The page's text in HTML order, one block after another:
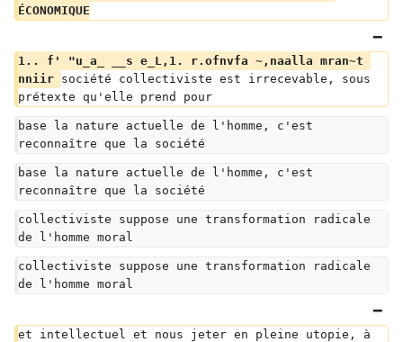
ÉCONOMIQUE
1.. f' "u_a_ __s e_L,1. r.ofnvfa ~,naalla mran~t
nniir société collectiviste est irrecevable, sous
prétexte qu'elle prend pour
base la nature actuelle de l'homme, c'est
reconnaître que la société
base la nature actuelle de l'homme, c'est
reconnaître que la société
collectiviste suppose une transformation radicale
de l'homme moral
collectiviste suppose une transformation radicale
de l'homme moral
et intellectuel et nous jeter en pleine utopie, à